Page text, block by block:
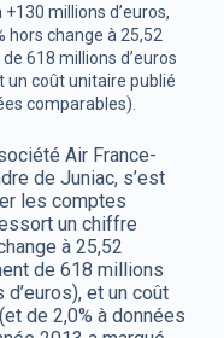
millions d’euros,
hors change à 25,52
618 millions d’euros
un coût unitaire publié
comparables).
Air France-
de Juniac, s’est
les comptes
un chiffre
à 25,52
de 618 millions
et un coût
de 2,0% à données